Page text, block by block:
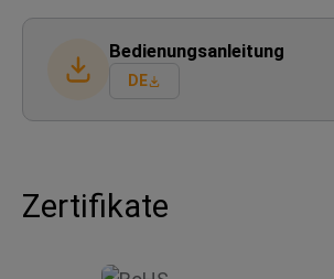
Bedienungsanleitung
DE
Zertifikate